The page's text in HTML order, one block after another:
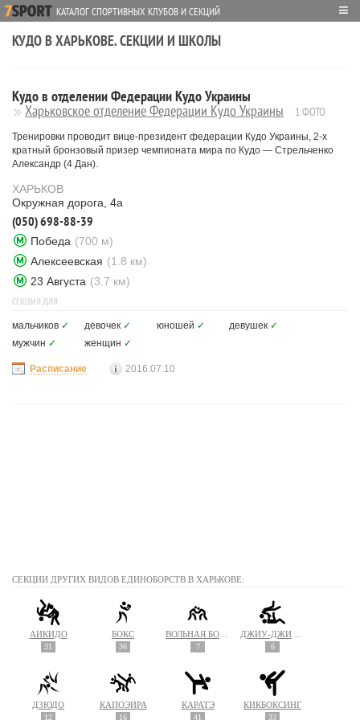
КАТАЛОГ СПОРТИВНЫХ КЛУБОВ И СЕКЦИЙ ≡
КУДО В ХАРЬКОВЕ. СЕКЦИИ И ШКОЛЫ
Кудо в отделении Федерации Кудо Украины
Харьковское отделение Федерации Кудо Украины 1 ФОТО
Тренировки проводит вице-президент федерации Кудо Украины, 2-х
кратный бронзовый призер чемпионата мира по Кудо — Стрельченко
Александр (4 Дан).
ХАРЬКОВ
Окружная дорога, 4а
(050) 698-88-39
Победа (700 м)
Алексеевская (1.8 км)
23 Августа (3.7 км)
СЕКЦИЯ ДЛЯ
мальчиков ✓ девочек ✓ юношей ✓ девушек ✓
мужчин ✓ женщин ✓
Расписание 2016.07.10
СЕКЦИИ ДРУГИХ ВИДОВ ЕДИНОБОРСТВ В ХАРЬКОВЕ:
АЙКИДО
31
БОКС
36 7 6
ДЗЮДО
12
КАПОЭЙРА
16
КАРАТЭ
41
КИКБОКСИНГ
33